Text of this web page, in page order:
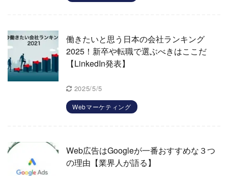
働きたいと思う日本の会社ランキング
2025！新卒や転職で選ぶべきはここだ
【LinkedIn発表】
2025/5/5
Webマーケティング
Web広告はGoogleが一番おすすめな３つ
の理由【業界人が語る】